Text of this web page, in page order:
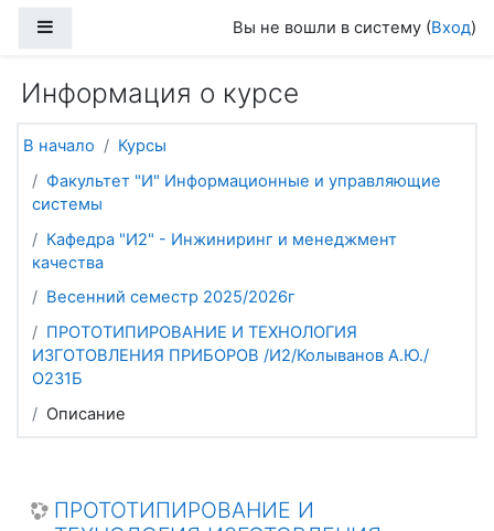
Вы не вошли в систему (Вход)
Информация о курсе
В начало
Курсы
Факультет "И" Информационные и управляющие
системы
Кафедра "И2" - Инжиниринг и менеджмент
качества
Весенний семестр 2025/2026г
ПРОТОТИПИРОВАНИЕ И ТЕХНОЛОГИЯ
ИЗГОТОВЛЕНИЯ ПРИБОРОВ /И2/Колыванов А.Ю./
О231Б
Описание
ПРОТОТИПИРОВАНИЕ И